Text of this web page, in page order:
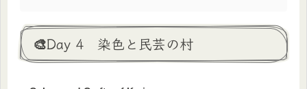
🎨Day 4 染色と民芸の村